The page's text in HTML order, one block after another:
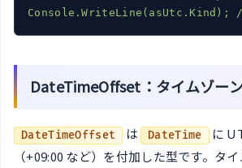
Console.WriteLine(asUtc.Kind);
DateTimeOffset：タイムゾー
DateTimeOffset は DateTime に
（+09:00 など）を付加した型です。タ